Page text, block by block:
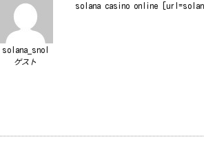
solana_snol
ゲスト
solana casino online